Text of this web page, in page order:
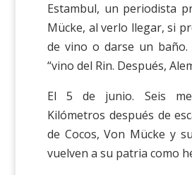
Estambul, un periodista
Mücke, al verlo llegar, si
de vino o darse un baño.
“vino del Rin. Después,
El 5 de junio. Seis
Kilómetros después de
de Cocos, Von Mücke y
vuelven a su patria como